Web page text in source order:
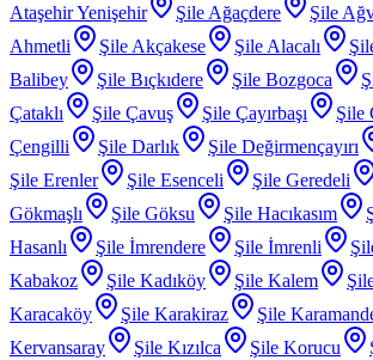
Ataşehir Yenişehir
Şile Ağaçdere Şile
Ahmetli
Şile Akçakese Şile Alacalı
Balibey
Şile Bıçkıdere Şile Bozgoca
Çataklı
Şile Çavuş Şile Çayırbaşı Şile
Çengilli
Şile Darlık Şile Değirmençayırı
Şile Erenler
Şile Esenceli Şile Geredeli
Gökmaşlı
Şile Göksu Şile Hacıkasım
Hasanlı
Şile İmrendere Şile İmrenli
Kabakoz
Şile Kadıköy Şile Kalem
Karacaköy
Şile Karakiraz Şile
Kervansaray
Şile Kızılca Şile Korucu